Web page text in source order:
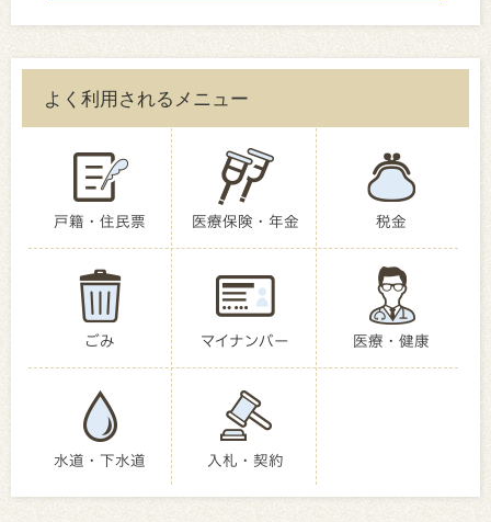
よく利用されるメニュー
戸籍・住民票 医療保険・年金 税金
ごみ マイナンバー 医療・健康
水道・下水道 入札・契約